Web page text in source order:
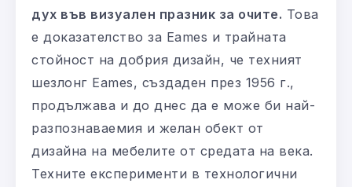
дух във визуален празник за очите. Това
е доказателство за Eames и трайната
стойност на добрия дизайн, че техният
шезлонг Eames, създаден през 1956 г.,
продължава и до днес да е може би най-
разпознаваемия и желан обект от
дизайна на мебелите от средата на века.
Техните експерименти в технологични